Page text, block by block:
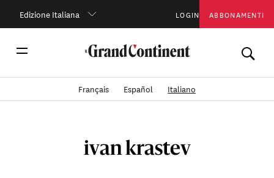
Edizione Italiana LOGIN ABBONAMENTI
Français Español Italiano
ivan krastev